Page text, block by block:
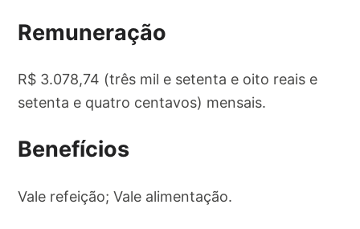
Remuneração
R$ 3.078,74 (três mil e setenta e oito reais e
setenta e quatro centavos) mensais.
Benefícios
Vale refeição; Vale alimentação.